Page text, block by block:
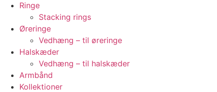
Ringe
Stacking rings
Øreringe
Vedhæng – til øreringe
Halskæder
Vedhæng – til halskæder
Armbånd
Kollektioner